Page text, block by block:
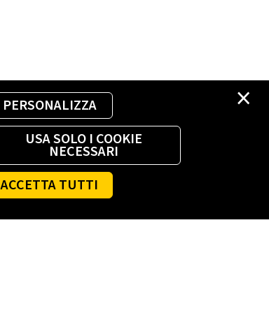
×
PERSONALIZZA
USA SOLO I COOKIE
NECESSARI
ACCETTA TUTTI